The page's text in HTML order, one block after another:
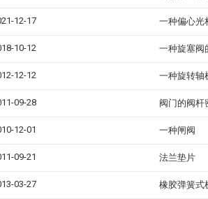
12-17 一种偏心光
10-12 一种旋塞阀
12-12 一种旋转轴
09-28 阀门的阀杆
12-01 一种闸阀
09-21 法兰垫片
03-27 橡胶弹簧式